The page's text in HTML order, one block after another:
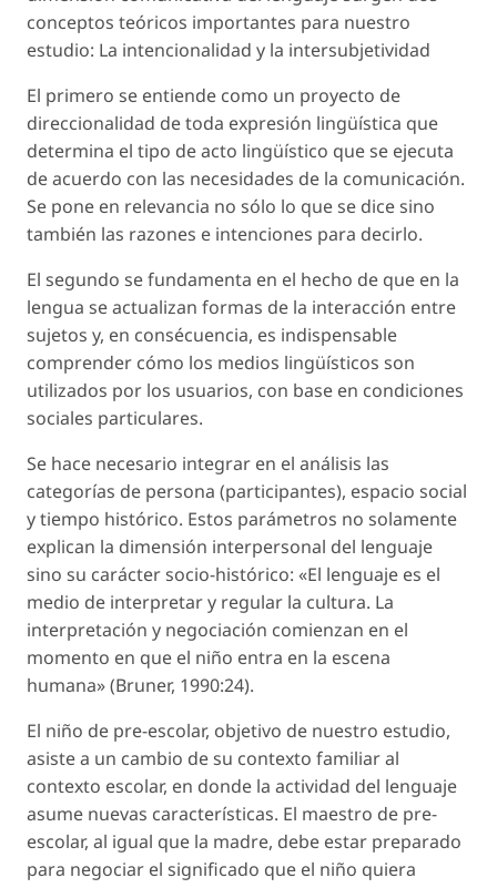
conceptos teóricos importantes para nuestro
estudio: La intencionalidad y la intersubjetividad
El primero se entiende como un proyecto de
direccionalidad de toda expresión lingüística que
determina el tipo de acto lingüístico que se ejecuta
de acuerdo con las necesidades de la comunicación.
Se pone en relevancia no sólo lo que se dice sino
también las razones e intenciones para decirlo.
El segundo se fundamenta en el hecho de que en la
lengua se actualizan formas de la interacción entre
sujetos y, en consécuencia, es indispensable
comprender cómo los medios lingüísticos son
utilizados por los usuarios, con base en condiciones
sociales particulares.
Se hace necesario integrar en el análisis las
categorías de persona (participantes), espacio social
y tiempo histórico. Estos parámetros no solamente
explican la dimensión interpersonal del lenguaje
sino su carácter socio-histórico: «El lenguaje es el
medio de interpretar y regular la cultura. La
interpretación y negociación comienzan en el
momento en que el niño entra en la escena
humana» (Bruner, 1990:24).
El niño de pre-escolar, objetivo de nuestro estudio,
asiste a un cambio de su contexto familiar al
contexto escolar, en donde la actividad del lenguaje
asume nuevas características. El maestro de pre-
escolar, al igual que la madre, debe estar preparado
para negociar el significado que el niño quiera